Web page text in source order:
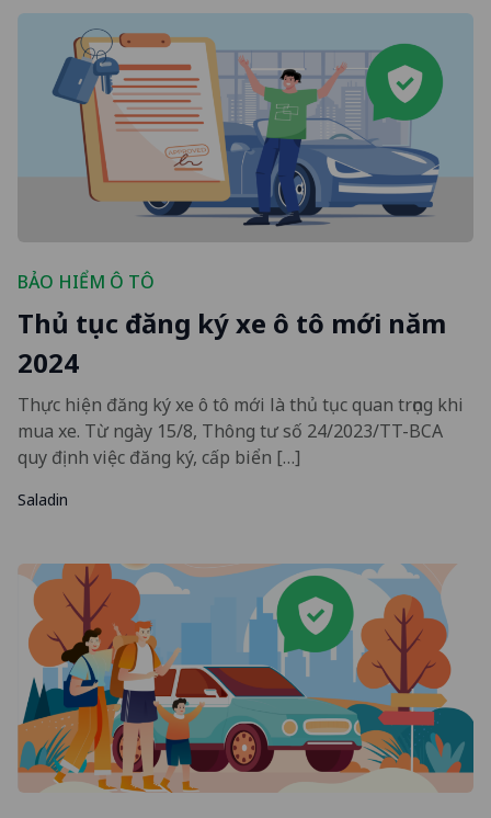
BẢO HIỂM Ô TÔ
Thủ tục đăng ký xe ô tô mới năm
2024
Thực hiện đăng ký xe ô tô mới là thủ tục quan trọng khi
mua xe. Từ ngày 15/8, Thông tư số 24/2023/TT-BCA
quy định việc đăng ký, cấp biển […]
Saladin